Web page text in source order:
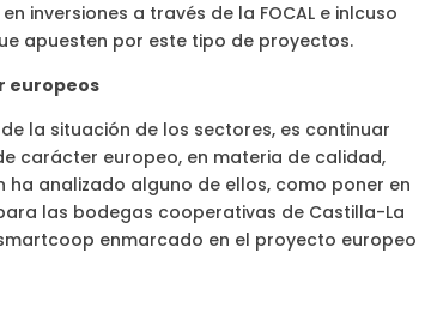
inversiones a través de la FOCAL e inlcuso
apuesten por este tipo de proyectos.
europeos
la situación de los sectores, es continuar
carácter europeo, en materia de calidad,
analizado alguno de ellos, como poner en
las bodegas cooperativas de Castilla-La
enmarcado en el proyecto europeo